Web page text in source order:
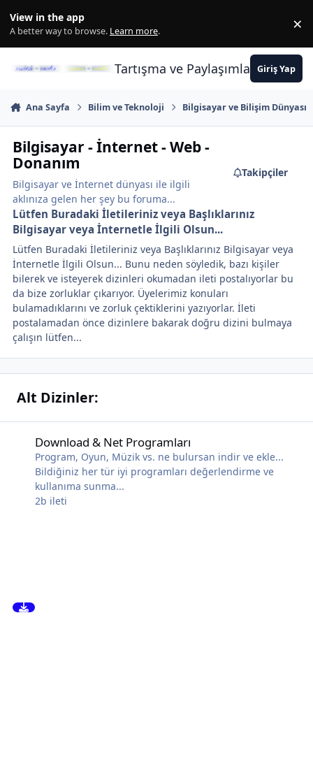
View in the app
A better way to browse. Learn more. ×
Tartışma ve PaylaşımlarınGiriş Yap
Ana Sayfa Bilim ve Teknoloji Bilgisayar ve Bilişim Dünyası
Bilgisayar - İnternet - Web -
Donanım
Bilgisayar ve İnternet dünyası ile ilgili
aklınıza gelen her şey bu foruma...
Takipçiler
Lütfen Buradaki İletileriniz veya Başlıklarınız
Bilgisayar veya İnternetle İlgili Olsun...
Lütfen Buradaki İletileriniz veya Başlıklarınız Bilgisayar veya
İnternetle İlgili Olsun... Bunu neden söyledik, bazı kişiler
bilerek ve isteyerek dizinleri okumadan ileti postalıyorlar bu
da bize zorluklar çıkarıyor. Üyelerimiz konuları
bulamadıklarını ve zorluk çektiklerini yazıyorlar. İleti
postalamadan önce dizinlere bakarak doğru dizini bulmaya
çalışın lütfen...
Alt Dizinler:
Download & Net Programları
Program, Oyun, Müzik vs. ne bulursan indir ve ekle...
Bildiğiniz her tür iyi programları değerlendirme ve
kullanıma sunma...
2b ileti